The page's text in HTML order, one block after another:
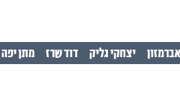
יצחקי גליק דוד שרז מתן יפה